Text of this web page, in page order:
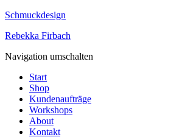
Schmuckdesign
Rebekka Firbach
Navigation umschalten
Start
Shop
Kundenaufträge
Workshops
About
Kontakt